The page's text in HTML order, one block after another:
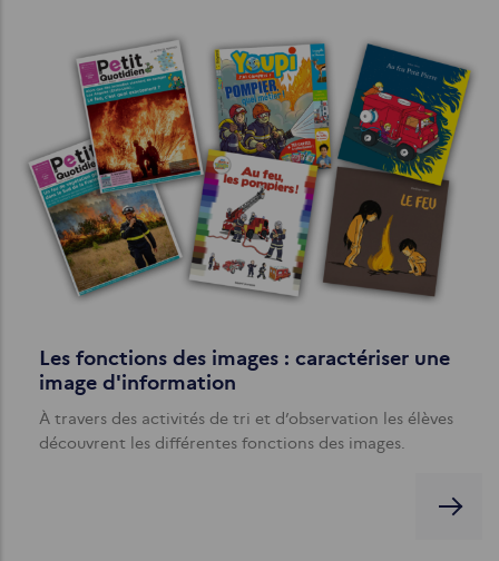
Les fonctions des images : caractériser une
image d'information
À travers des activités de tri et d’observation les élèves
découvrent les différentes fonctions des images.